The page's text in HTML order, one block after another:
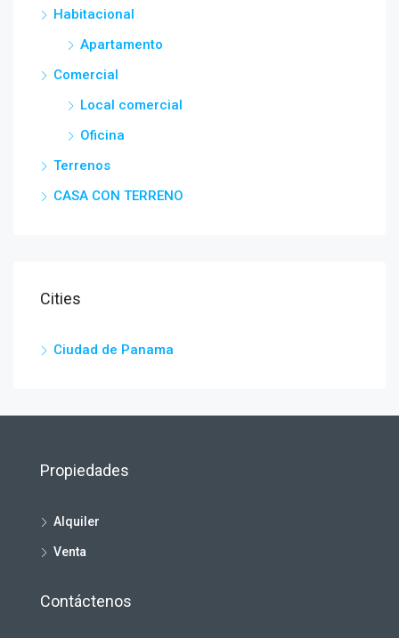
Habitacional
Apartamento
Comercial
Local comercial
Oficina
Terrenos
CASA CON TERRENO
Cities
Ciudad de Panama
Propiedades
Alquiler
Venta
Contáctenos